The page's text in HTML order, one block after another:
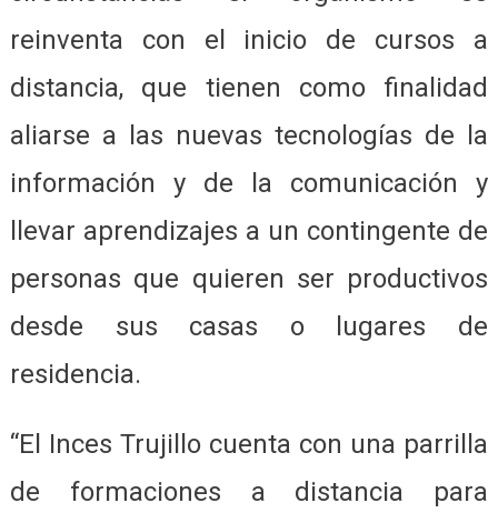
reinventa con el inicio de cursos a
distancia, que tienen como finalidad
aliarse a las nuevas tecnologías de la
información y de la comunicación y
llevar aprendizajes a un contingente de
personas que quieren ser productivos
desde sus casas o lugares de
residencia.
“El Inces Trujillo cuenta con una parrilla
de formaciones a distancia para